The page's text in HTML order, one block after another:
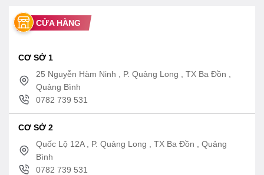
– Lớp mạ bền vững với thời gian
– Thân van bằng đồng thau
CỬA HÀNG
CƠ SỞ 1
25 Nguyễn Hàm Ninh , P. Quảng Long , TX Ba Đồn ,
Quảng Bình
0782 739 531
CƠ SỞ 2
Quốc Lộ 12A , P. Quảng Long , TX Ba Đồn , Quảng
Bình
0782 739 531